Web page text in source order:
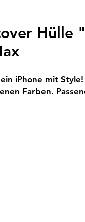
Hülle
iPhone mit
Farben.